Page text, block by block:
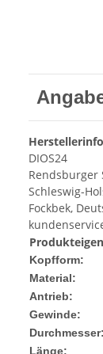
DIOS24
Rendsburger
Schleswig-
Fockbek,
Kopfform:
Material:
Antrieb:
Gewinde:
Durchmesser:
Länge: